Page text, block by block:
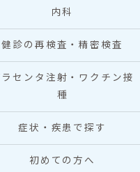
内科
健診の再検査・精密検査
センタ注射・ワクチン接
種
症状・疾患で探す
初めての方へ